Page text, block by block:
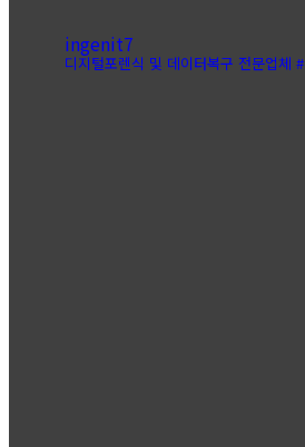
ingenit7
디지털포렌식 및 데이터복구 전문업체 #